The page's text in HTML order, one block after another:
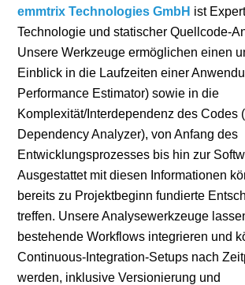
emmtrix Technologies GmbH ist
Technologie und statischer Quellcode-
Unsere Werkzeuge ermöglichen einen
Einblick in die Laufzeiten einer
Performance Estimator) sowie in die
Komplexität/Interdependenz des Codes
Dependency Analyzer), von Anfang des
Entwicklungsprozesses bis hin zur
Ausgestattet mit diesen Informationen
bereits zu Projektbeginn fundierte
treffen. Unsere Analysewerkzeuge
bestehende Workflows integrieren und
Continuous-Integration-Setups nach
werden, inklusive Versionierung und